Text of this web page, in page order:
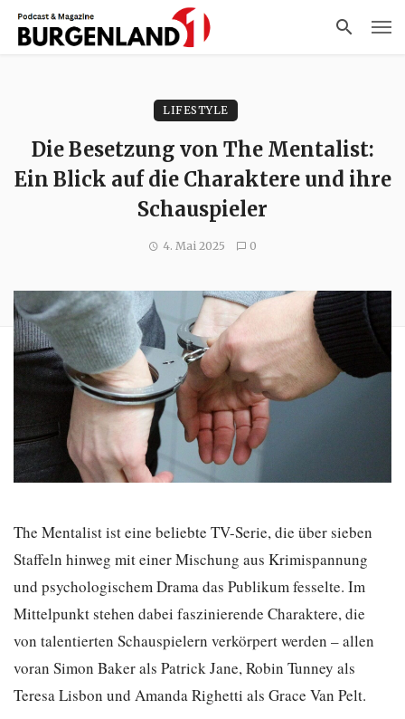
LIFESTYLE
Die Besetzung von The Mentalist:
Ein Blick auf die Charaktere und ihre
Schauspieler
4. Mai 2025 0
The Mentalist ist eine beliebte TV-Serie, die über sieben
Staffeln hinweg mit einer Mischung aus Krimispannung
und psychologischem Drama das Publikum fesselte. Im
Mittelpunkt stehen dabei faszinierende Charaktere, die
von talentierten Schauspielern verkörpert werden – allen
voran Simon Baker als Patrick Jane, Robin Tunney als
Teresa Lisbon und Amanda Righetti als Grace Van Pelt.